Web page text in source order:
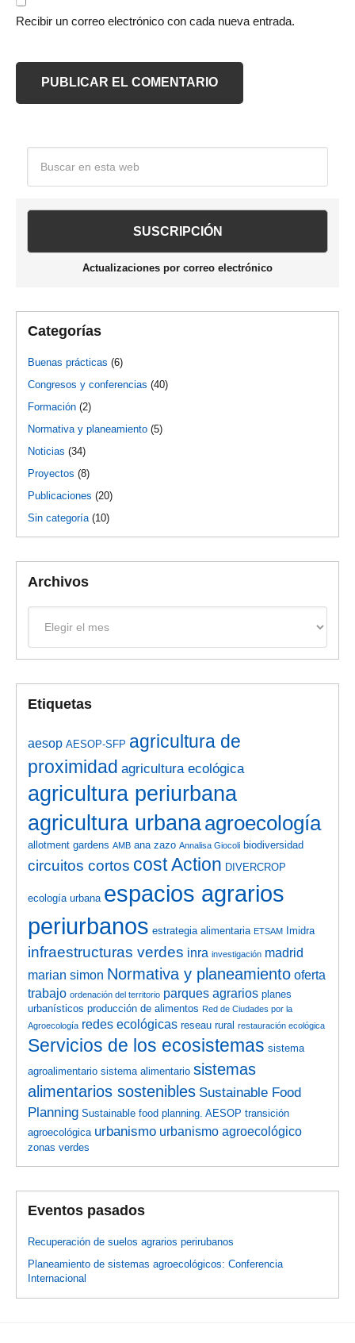
Recibir un correo electrónico con cada nueva entrada.
Barra
lateral
principal
Actualizaciones por correo electrónico
Categorías
Buenas prácticas (6)
Congresos y conferencias (40)
Formación (2)
Normativa y planeamiento (5)
Noticias (34)
Proyectos (8)
Publicaciones (20)
Sin categoría (10)
Archivos
Etiquetas
aesop AESOP-SFP agricultura de
proximidad agricultura ecológica
agricultura periurbana
agricultura urbanaagroecología
allotment gardens AMB ana zazo Annalisa Giocoli biodiversidad
circuitos cortos cost Action DIVERCROP
ecología urbana espacios agrarios
periurbanos estrategia alimentaria ETSAM Imidra
infraestructuras verdes inra investigación madrid
marian simon Normativa y planeamiento oferta
trabajo ordenación del territorio parques agrarios planes
urbanísticos producción de alimentos Red de Ciudades por la
Agroecología redes ecológicas reseau rural restauración ecológica
Servicios de los ecosistemas sistema
agroalimentario sistema alimentario sistemas
alimentarios sostenibles Sustainable Food
Planning Sustainable food planning. AESOP transición
agroecológica urbanismo urbanismo agroecológico
zonas verdes
Eventos pasados
Recuperación de suelos agrarios perirubanos
Planeamiento de sistemas agroecológicos: Conferencia
Internacional